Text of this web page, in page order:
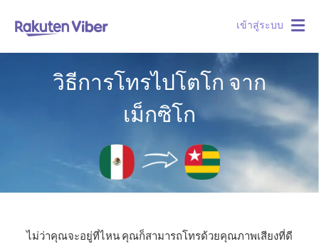
เข้าสู่ระบบ
วิธีการโทรไปโตโก จาก
เม็กซิโก
ไม่ว่าคุณจะอยู่ที่ไหน คุณก็สามารถโทรด้วยคุณภาพเสียงที่ดี